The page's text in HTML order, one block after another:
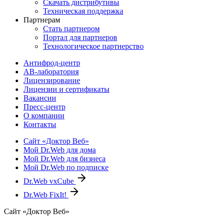
Скачать дистрибутивы
Техническая поддержка
Партнерам
Стать партнером
Портал для партнеров
Технологическое партнерство
Антифрод-центр
АВ-лаборатория
Лицензирование
Лицензии и сертификаты
Вакансии
Пресс-центр
О компании
Контакты
Сайт «Доктор Веб»
Мой Dr.Web для дома
Мой Dr.Web для бизнеса
Мой Dr.Web по подписке
Dr.Web vxCube
Dr.Web FixIt!
Сайт «Доктор Веб»